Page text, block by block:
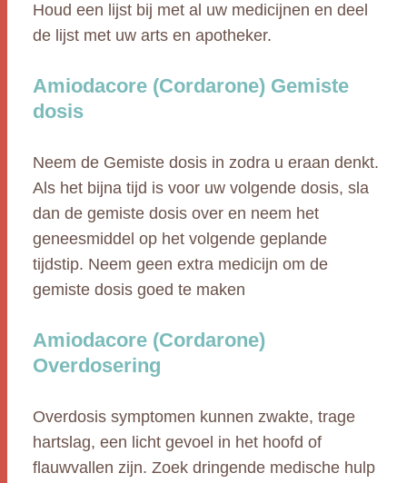
Houd een lijst bij met al uw medicijnen en deel
de lijst met uw arts en apotheker.
Amiodacore (Cordarone) Gemiste
dosis
Neem de Gemiste dosis in zodra u eraan denkt.
Als het bijna tijd is voor uw volgende dosis, sla
dan de gemiste dosis over en neem het
geneesmiddel op het volgende geplande
tijdstip. Neem geen extra medicijn om de
gemiste dosis goed te maken
Amiodacore (Cordarone)
Overdosering
Overdosis symptomen kunnen zwakte, trage
hartslag, een licht gevoel in het hoofd of
flauwvallen zijn. Zoek dringende medische hulp